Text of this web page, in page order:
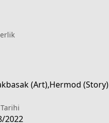
(Art),Hermod (Story)
Tarihi
2022